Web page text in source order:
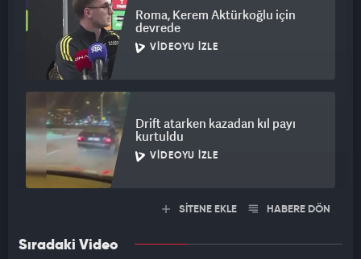
Roma, Kerem Aktürkoğlu için
devrede
VIDEOYU İZLE
Drift atarken kazadan kıl payı
kurtuldu
VIDEOYU İZLE
SİTENE EKLE HABERE DÖN
Sıradaki Video